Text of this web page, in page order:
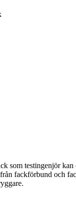
som testingenjör
fackförbund och